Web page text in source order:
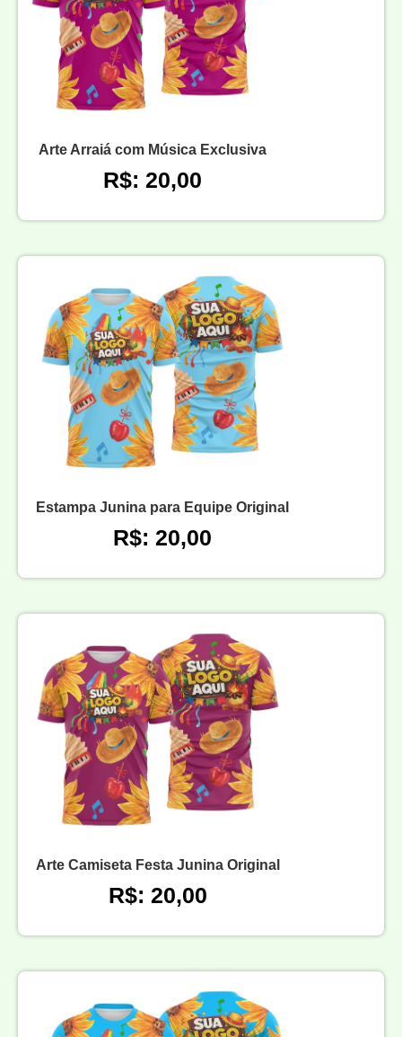
Arte Arraiá com Música Exclusiva
R$: 20,00
Estampa Junina para Equipe Original
R$: 20,00
Arte Camiseta Festa Junina Original
R$: 20,00